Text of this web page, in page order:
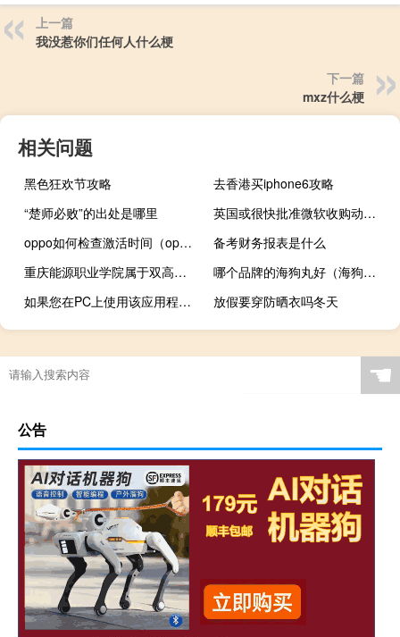
上一篇
我没惹你们任何人什么梗
下一篇
mxz什么梗
相关问题
黑色狂欢节攻略
去香港买iphone6攻略
“楚师必败”的出处是哪里
英国或很快批准微软收购动视暴雪交易：已打消其顾虑
oppo如何检查激活时间（oppo首次激活时间）
备考财务报表是什么
重庆能源职业学院属于双高计划院校吗
哪个品牌的海狗丸好（海狗丸哪个牌子好）
如果您在PC上使用该应用程序 Google联系人将获得有用的功能
放假要穿防晒衣吗冬天
☚
公告